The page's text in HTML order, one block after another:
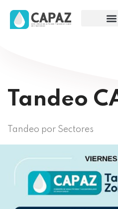
Tandeo
Tandeo por Sectores